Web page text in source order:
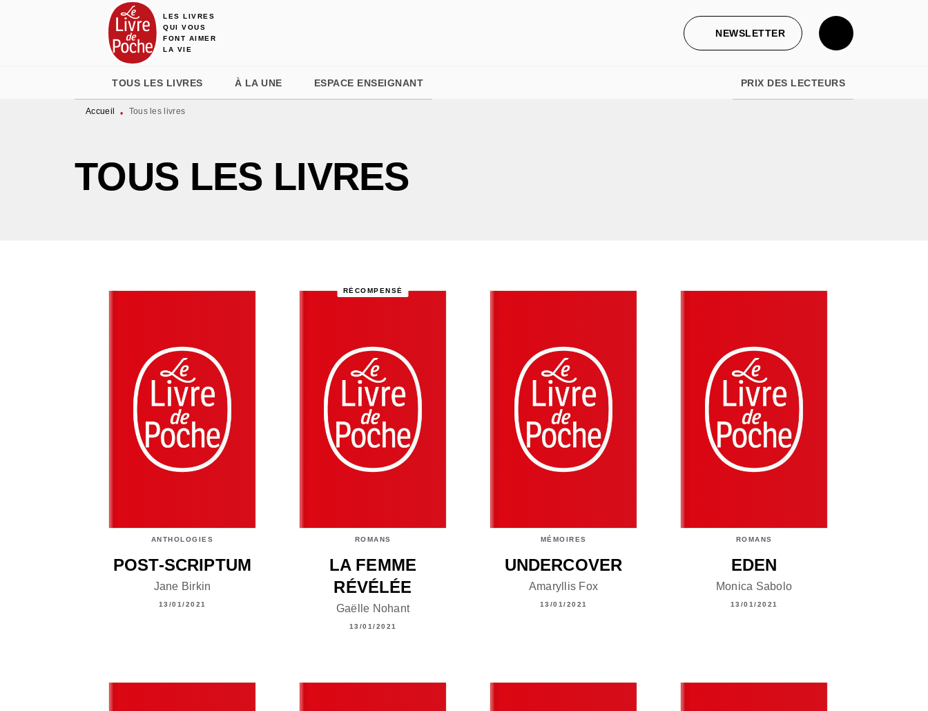
MENU RECHERCHE
LES LIVRES
QUI VOUS
FONT AIMER
LA VIE
NEWSLETTER
TOUS LES LIVRES À LA UNE ESPACE ENSEIGNANT PRIX DES LECTEURS
Accueil • Tous les livres
TOUS LES LIVRES
ANTHOLOGIES
POST-SCRIPTUM
Jane Birkin
13/01/2021
RÉCOMPENSÉ
ROMANS
LA FEMME
RÉVÉLÉE
Gaëlle Nohant
13/01/2021
MÉMOIRES
UNDERCOVER
Amaryllis Fox
13/01/2021
ROMANS
EDEN
Monica Sabolo
13/01/2021